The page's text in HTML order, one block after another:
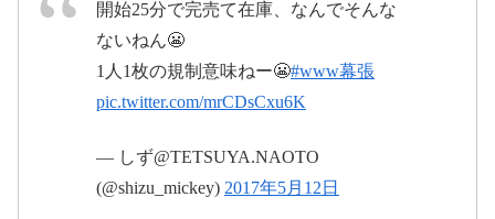
ジュール情報をまとめてチェック！
www.ldh-liveschedule.jp
［エントリー受付］2017年5月8日（月）12:00～5月9
2017年5月12日
開始25分で完売て在庫、なんでそんな
ないねん😬
1人1枚の規制意味ねー😬#www幕張
pic.twitter.com/mrCDsCxu6K
— しず@TETSUYA.NAOTO
(@shizu_mickey) 2017年5月12日